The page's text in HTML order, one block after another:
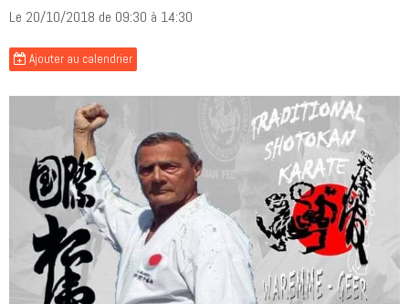
Le 20/10/2018 de 09:30 à 14:30
Ajouter au calendrier